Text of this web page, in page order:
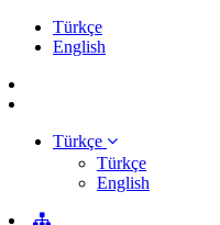
Türkçe
English
Türkçe
Türkçe
English